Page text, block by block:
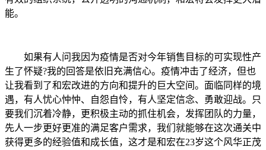
能。
如果有人问我因为疫情是否对今年销售目标的可实现性产
生了怀疑?我的回答是依旧充满信心。疫情冲击了经济，但也
让我看到了和宏改进的方向和提升的巨大空间。面临同样的境
遇，有人忧心忡忡、自怨自怜，有人坚定信念、勇敢迎战。只
要我们沉着冷静，更积极主动的抓住机会，发挥团队的力量，
先人一步更好更准的满足客户需求，我们就能够在这次通关中
获得更多的经验值和成长值，这才是和宏在23岁这个风华正茂